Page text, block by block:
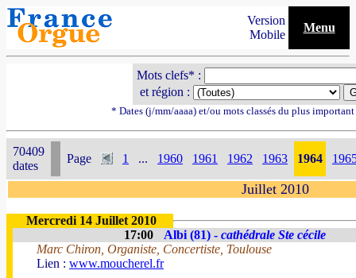
Version
Mobile
Menu
Mots clefs* :
et région :
* Dates (j/mm/aaaa) et/ou mots classés du plus
70409
dates
Page 1 ... 1960 1961 1962 1963 1964
Juillet 2010
Mercredi 14 Juillet 2010
17:00
Albi (81) - cathédrale Ste cécile
Marc Chiron, Organiste, Concertiste, Toulouse
Lien : www.moucherel.fr